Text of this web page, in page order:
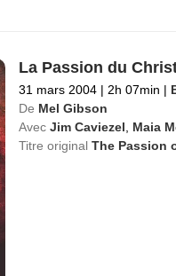
La Passion du
31 mars 2004 | 2h 07min |
De Mel Gibson
Avec Jim Caviezel Maia
Titre original The Passion